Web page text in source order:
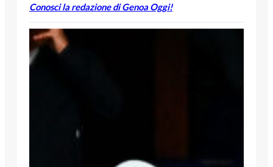
Conosci la redazione di Genoa Oggi!